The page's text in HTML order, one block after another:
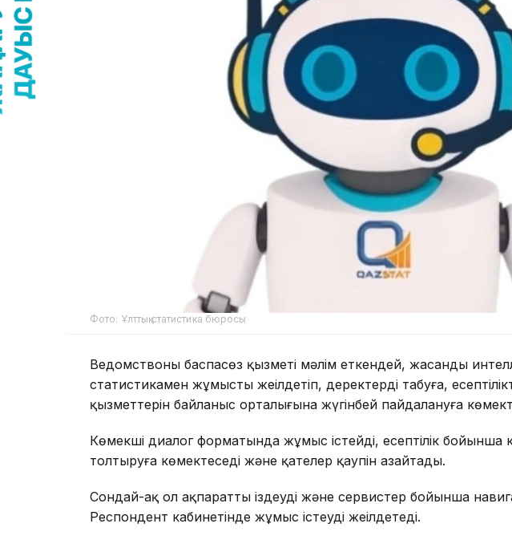
Фото: Ұлттық статистика бюросы
Ведомствоның баспасөз қызметі мәлім еткендей, жасанды
статистикамен жұмысты жеңілдетіп, деректерді табуға,
қызметтерін байланыс орталығына жүгінбей пайдалануға
Көмекші диалог форматында жұмыс істейді, есептілік бойынша
толтыруға көмектеседі және қателер қаупін азайтады.
Сондай-ақ ол ақпаратты іздеуді және сервистер бойынша
Респондент кабинетінде жұмыс істеуді жеңілдетеді.